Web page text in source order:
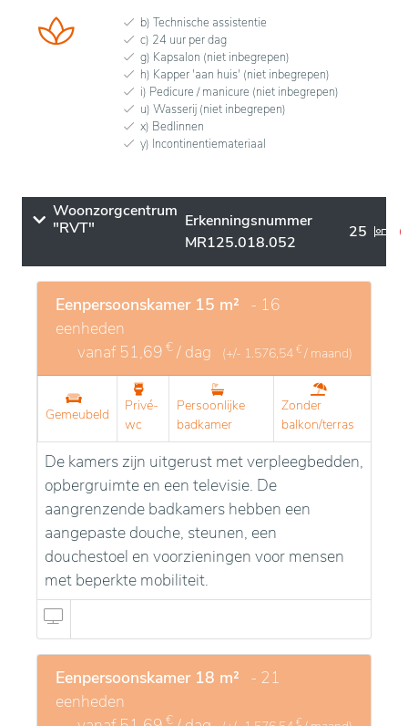
b) Technische assistentie
c) 24 uur per dag
g) Kapsalon (niet inbegrepen)
h) Kapper 'aan huis' (niet inbegrepen)
i) Pedicure / manicure (niet inbegrepen)
u) Wasserij (niet inbegrepen)
x) Bedlinnen
y) Incontinentiemateriaal
Woonzorgcentrum
"RVT"
Erkenningsnummer
MR125.018.052
25
Eenpersoonskamer 15 m² - 16
eenheden
vanaf 51,69 € / dag (+/- 1.576,54 € / maand)
Gemeubeld
Privé-
wc
Persoonlijke
badkamer
Zonder
balkon/terras
De kamers zijn uitgerust met verpleegbedden,
opbergruimte en een televisie. De
aangrenzende badkamers hebben een
aangepaste douche, steunen, een
douchestoel en voorzieningen voor mensen
met beperkte mobiliteit.
Eenpersoonskamer 18 m² - 21
eenheden
€ €